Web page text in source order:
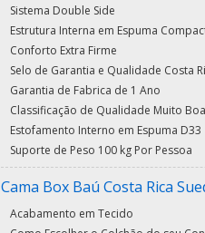
Sistema Double Side
Estrutura Interna em Espuma
Conforto Extra Firme
Selo de Garantia e Qualidade Costa
Garantia de Fabrica de 1 Ano
Classificação de Qualidade Muito Boa
Estofamento Interno em Espuma D33
Suporte de Peso 100 kg Por Pessoa
Cama Box Baú Costa Rica
Acabamento em Tecido